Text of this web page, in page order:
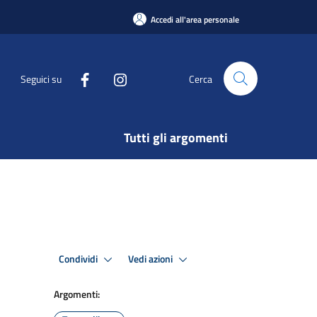
Accedi all'area personale
Seguici su Cerca
Tutti gli argomenti
Condividi Vedi azioni
Argomenti: